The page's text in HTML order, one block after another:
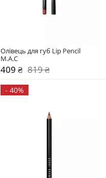
Олівець для губ Lip Pencil
M.A.C
409 ₴ 819 ₴
- 40%